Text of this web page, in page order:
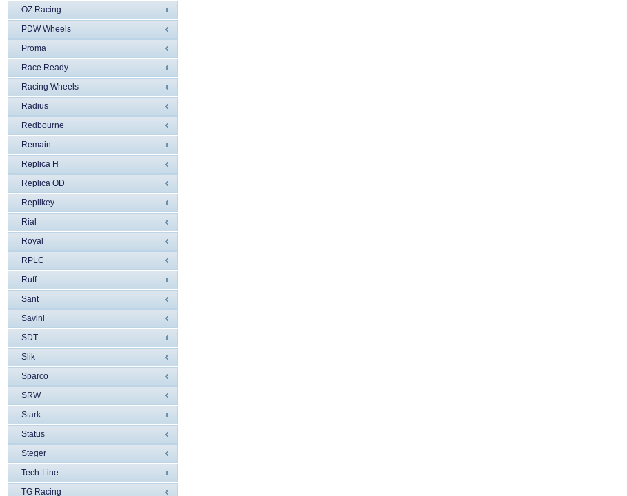
OZ Racing
PDW Wheels
Proma
Race Ready
Racing Wheels
Radius
Redbourne
Remain
Replica H
Replica OD
Replikey
Rial
Royal
RPLC
Ruff
Sant
Savini
SDT
Slik
Sparco
SRW
Stark
Status
Steger
Tech-Line
TG Racing